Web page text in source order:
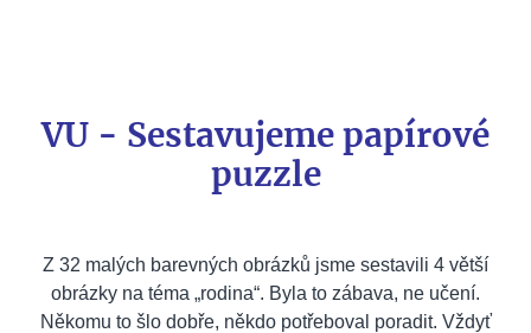
VU - Sestavujeme papírové
puzzle
Z 32 malých barevných obrázků jsme sestavili 4 větší
obrázky na téma „rodina“. Byla to zábava, ne učení.
Někomu to šlo dobře, někdo potřeboval poradit. Vždyť